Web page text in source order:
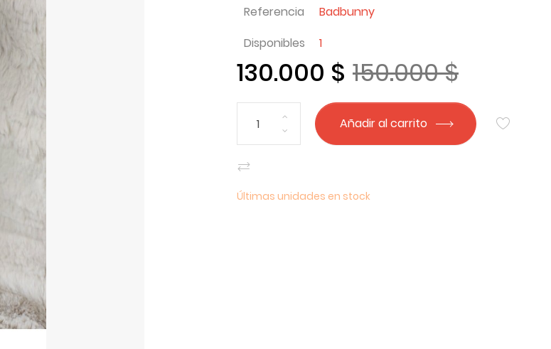
Referencia
Badbunny
Disponibles
1
150.000 $
130.000 $
Añadir al carrito
Últimas unidades en stock